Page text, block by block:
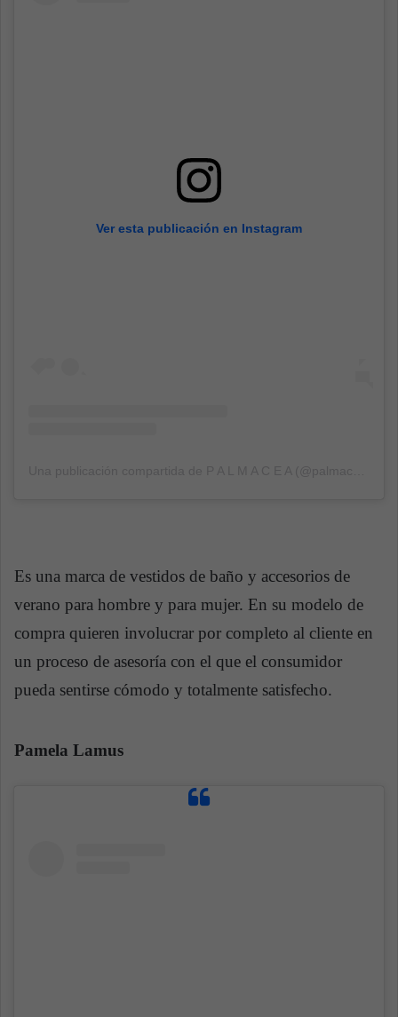
Ver esta publicación en Instagram
Es una marca de vestidos de baño y accesorios de
verano para hombre y para mujer. En su modelo de
compra quieren involucrar por completo al cliente en
un proceso de asesoría con el que el consumidor
pueda sentirse cómodo y totalmente satisfecho.
Pamela Lamus